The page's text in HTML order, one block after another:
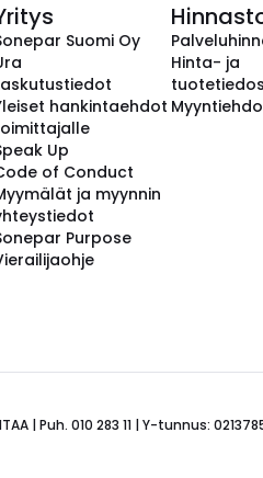
Suomi Oy
hankintaehdot
Up
of Conduct
ja myynnin
Purpose
Hinta- ja
| Puh. 010 283 11 | Y-tunnus: